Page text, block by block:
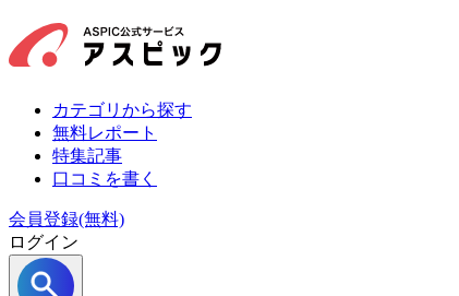
カテゴリから探す
無料レポート
特集記事
口コミを書く
会員登録(無料)
ログイン